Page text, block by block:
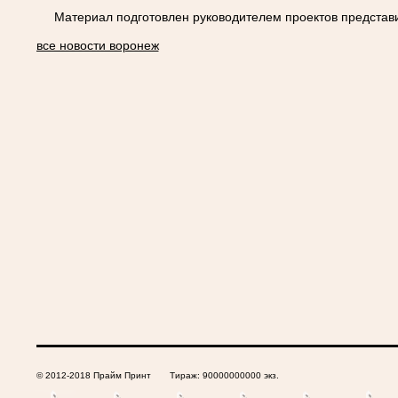
Материал подготовлен руководителем проектов
все новости воронеж
© 2012-2018 Прайм Принт Тираж: 90000000000 экз.